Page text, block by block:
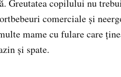
Greutatea copilului nu
comerciale și
mame cu fulare care
și spate.